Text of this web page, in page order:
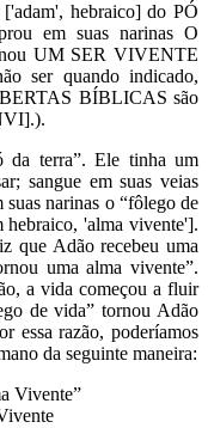
hebraico] do PÓ
em suas narinas O
UM SER VIVENTE
ser quando indicado,
BÍBLICAS são
da terra”. Ele tinha um
sangue em suas veias
narinas o “fôlego de
hebraico, 'alma vivente'].
que Adão recebeu uma
uma alma vivente”.
a vida começou a fluir
de vida” tornou Adão
essa razão, poderíamos
da seguinte maneira:
Vivente”